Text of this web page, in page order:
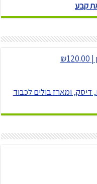
קבע
ומארז בולים לכבוד